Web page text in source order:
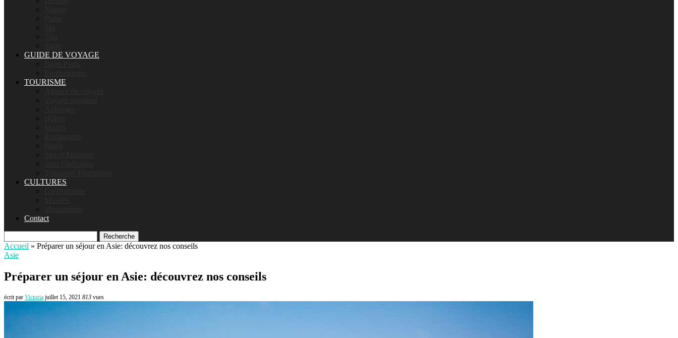
GUIDE DE VOYAGE
TOURISME
CULTURES
Contact
Recherche
Accueil » Préparer un séjour en Asie: découvrez nos conseils
Asie
Préparer un séjour en Asie: découvrez nos conseils
écrit par Victoria juillet 15, 2021 813 vues